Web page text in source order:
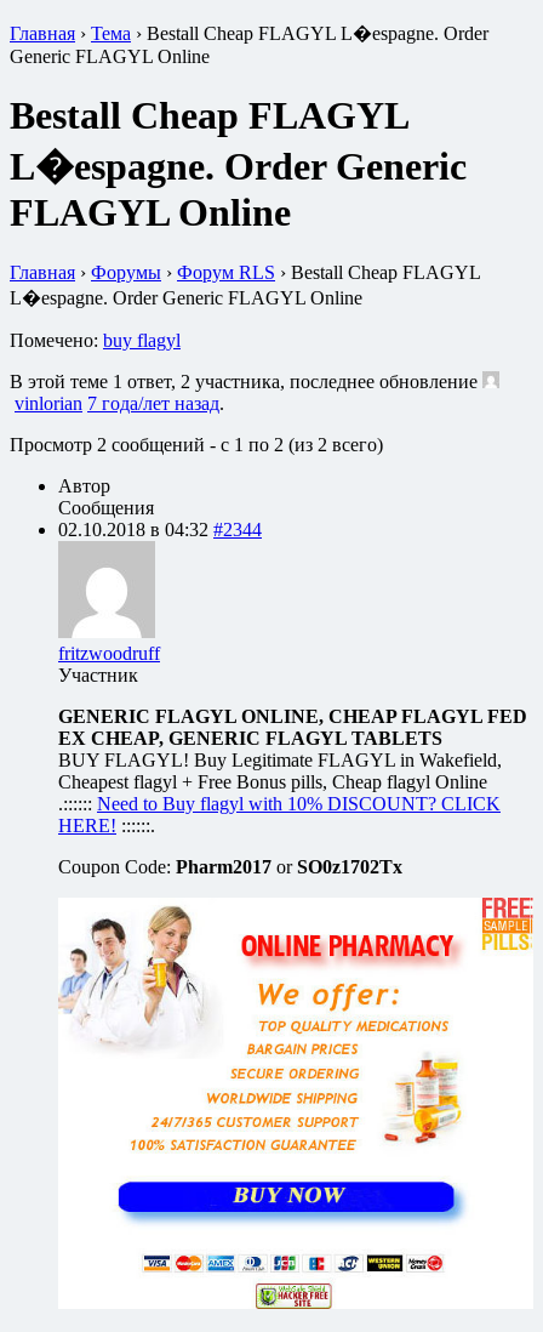
Главная › Тема › Bestall Cheap FLAGYL L�espagne. Order
Generic FLAGYL Online
Bestall Cheap FLAGYL
L�espagne. Order Generic
FLAGYL Online
Главная › Форумы › Форум RLS › Bestall Cheap FLAGYL
L�espagne. Order Generic FLAGYL Online
Помечено: buy flagyl
В этой теме 1 ответ, 2 участника, последнее обновление
vinlorian 7 года/лет назад.
Просмотр 2 сообщений - с 1 по 2 (из 2 всего)
Автор
Сообщения
02.10.2018 в 04:32 #2344
fritzwoodruff
Участник
GENERIC FLAGYL ONLINE, CHEAP FLAGYL FED
EX CHEAP, GENERIC FLAGYL TABLETS
BUY FLAGYL! Buy Legitimate FLAGYL in Wakefield,
Cheapest flagyl + Free Bonus pills, Cheap flagyl Online
.:::::: Need to Buy flagyl with 10% DISCOUNT? CLICK
HERE! ::::::.
Coupon Code: Pharm2017 orSO0z1702Tx